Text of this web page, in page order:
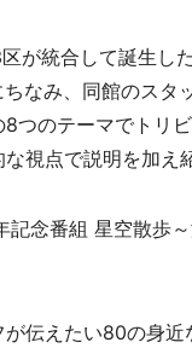
が統合して誕生し
なみ、同館のスタ
つのテーマでトリ
視点で説明を加え
念番組 星空散歩
伝えたい80の身近